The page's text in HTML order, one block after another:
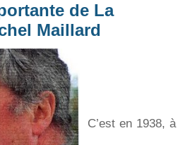
de La
Maillard
C’est en 1938, à